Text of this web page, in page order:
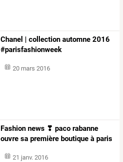
Chanel | collection automne 2016
#parisfashionweek
20 mars 2016
Fashion news ❣ paco rabanne
ouvre sa première boutique à paris
21 janv. 2016